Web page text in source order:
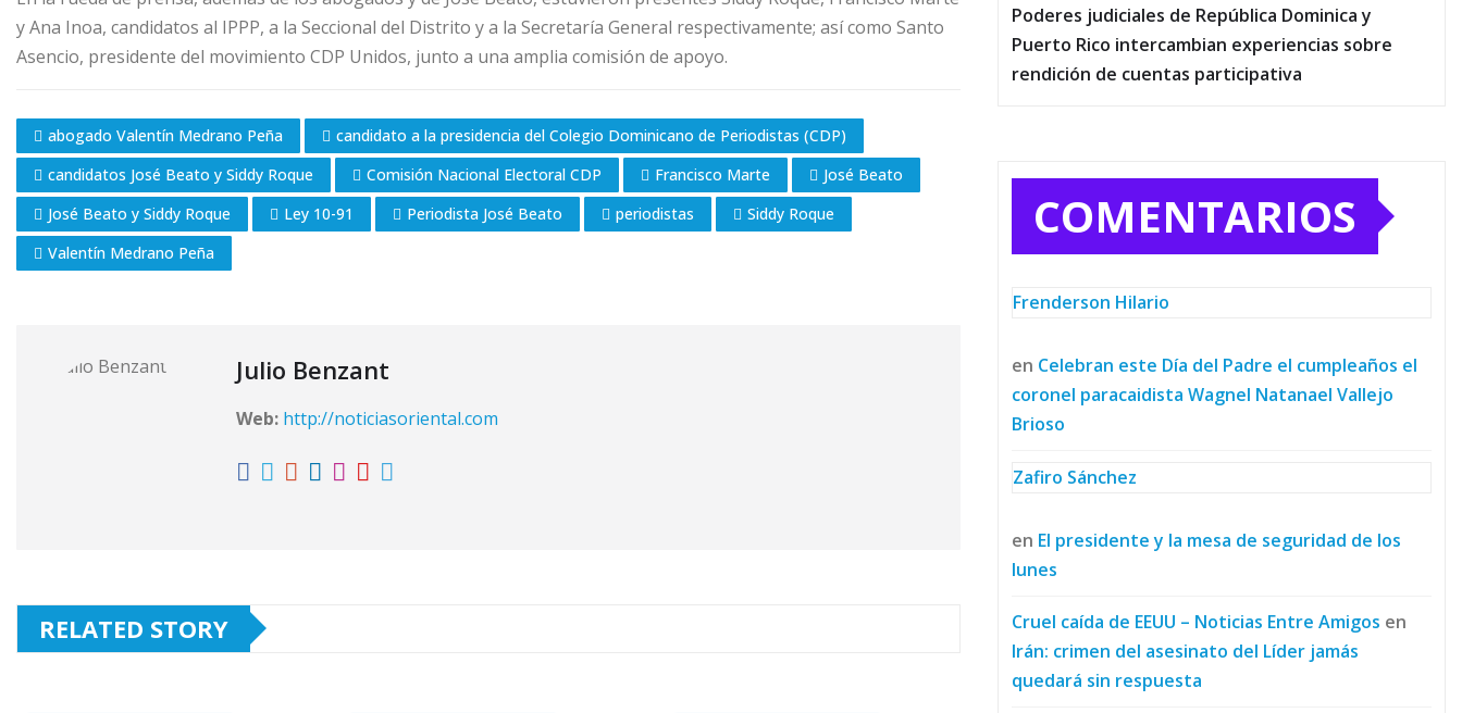
y Ana Inoa, candidatos al IPPP, a la Seccional del Distrito y a la Secretaría General respectivamente; así como Santo
Asencio, presidente del movimiento CDP Unidos, junto a una amplia comisión de apoyo.
abogado Valentín Medrano Peña
candidato a la presidencia del Colegio Dominicano de Periodistas (CDP)
candidatos José Beato y Siddy Roque
Comisión Nacional Electoral CDP Francisco Marte
José Beato
José Beato y Siddy Roque
Ley 10-91 Periodista José Beato periodistas
Siddy Roque
Valentín Medrano Peña
Julio Benzant
Web: http://noticiasoriental.com
RELATED STORY
Poderes judiciales de República Dominica y
Puerto Rico intercambian experiencias sobre
rendición de cuentas participativa
COMENTARIOS
Frenderson Hilario
en Celebran este Día del Padre el cumpleaños el
coronel paracaidista Wagnel Natanael Vallejo
Brioso
Zafiro Sánchez
en El presidente y la mesa de seguridad de los
lunes
Cruel caída de EEUU – Noticias Entre Amigos en
Irán: crimen del asesinato del Líder jamás
quedará sin respuesta